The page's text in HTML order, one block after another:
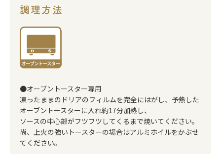
調理方法
●オーブントースター専用
凍ったままのドリアのフィルムを完全にはがし、予熱した
オーブントースターに入れ約17分加熱し、
ソースの中心部がフツフツしてくるまで焼いてください。
尚、上火の強いトースターの場合はアルミホイルをかぶせ
てください。